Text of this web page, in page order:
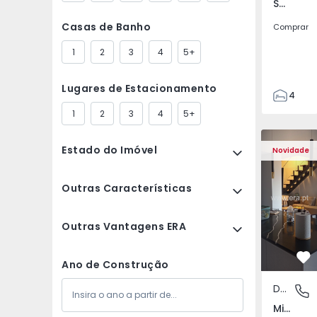
Casas de Banho
1 2 3 4 5+
Lugares de Estacionamento
1 2 3 4 5+
Estado do Imóvel
Outras Características
Outras Vantagens ERA
Ano de Construção
Sá Carneiro, Bragança
Comprar
4
2
Novidade
Duplex T3 Mirandela
Duplex T3
Duplex
Mirandela, Bragança